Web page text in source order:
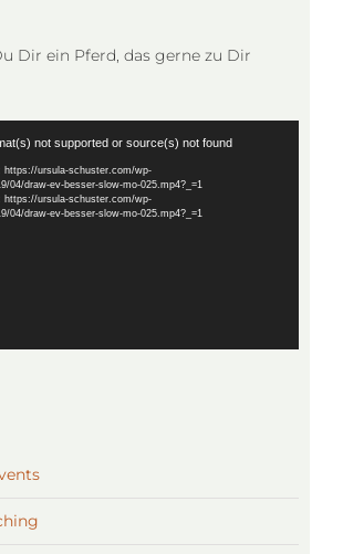
Dir ein Pferd, das gerne zu Dir
not supported or source(s) not found
https://ursula-schuster.com/wp-
04/draw-ev-besser-slow-mo-025.mp4?_=1
https://ursula-schuster.com/wp-
04/draw-ev-besser-slow-mo-025.mp4?_=1